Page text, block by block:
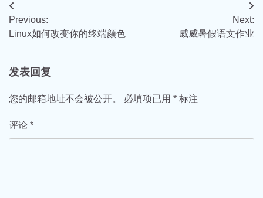
文
章
航
Previous:
Linux如何改变你的终端颜色
Next:
威威暑假语文作业
发表回复
您的邮箱地址不会被公开。 必填项已用 * 标注
评论 *